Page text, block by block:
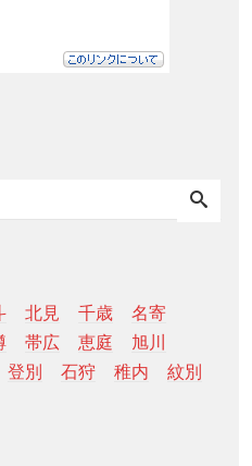
北見 千歳
名寄
帯広 恵庭
旭川
登別 石狩 稚内
紋別